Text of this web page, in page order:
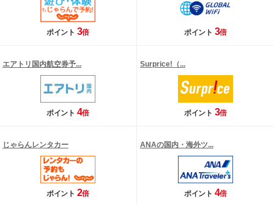
ポイント 3倍 ポイント 3倍
エアトリ国内航空券予...
ポイント 4倍
Surprice!（...
ポイント 3倍
じゃらんレンタカー
ポイント 2倍
ANAの国内・海外ツ...
ポイント 4倍